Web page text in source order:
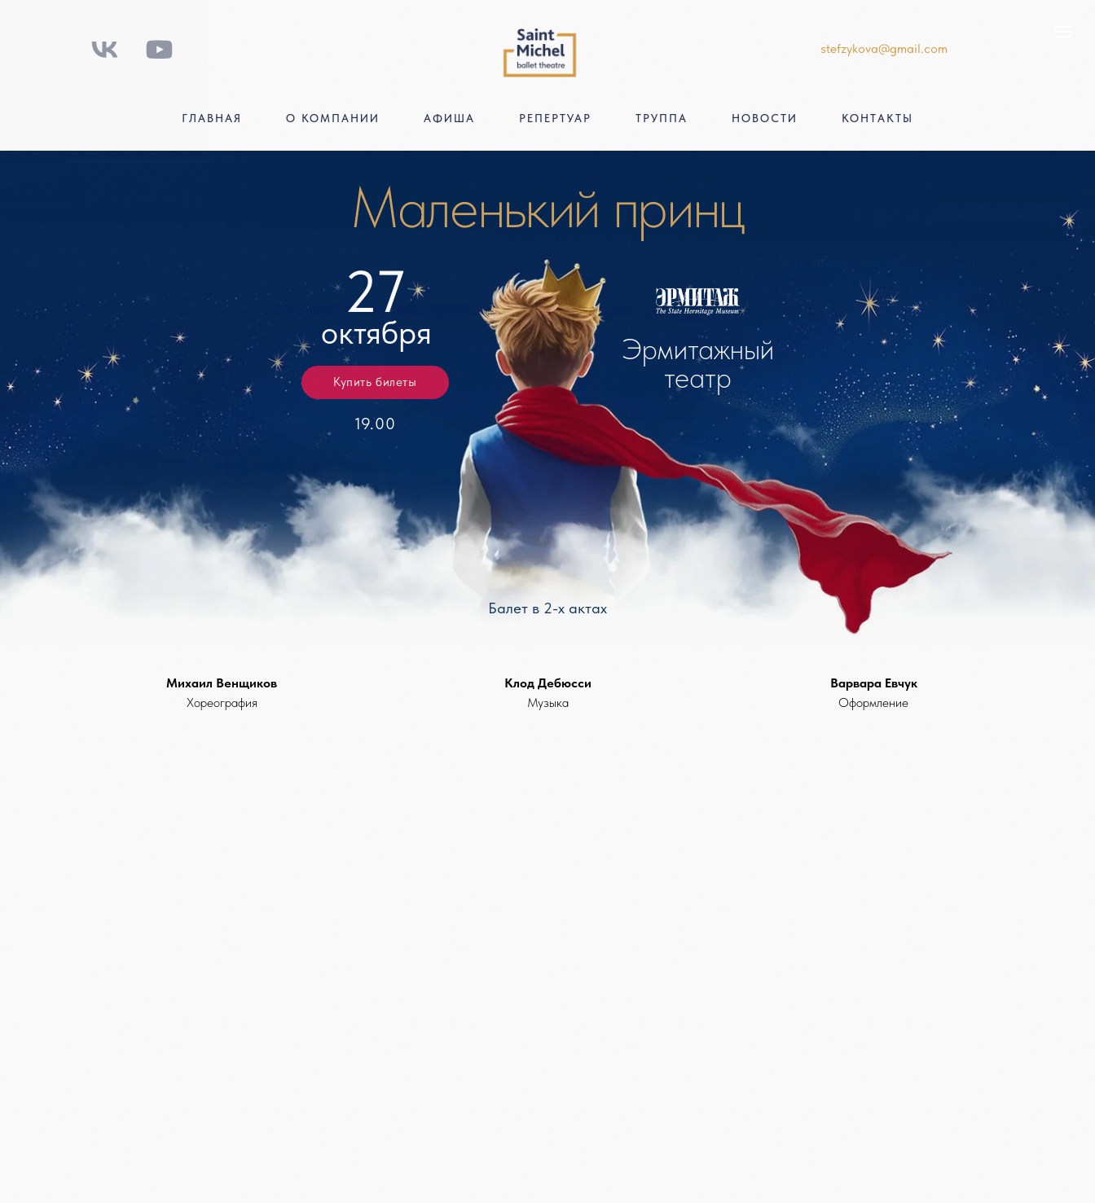
stefzykova@gmail.com
ГЛАВНАЯ О КОМПАНИИ АФИША РЕПЕРТУАР ТРУППА НОВОСТИ КОНТАКТЫ
Эрмитажный
театр
Балет в 2-х актах
Купить билеты
27
октября
19.00
Маленький принц
Михаил Венщиков
Хореография
Клод Дебюсси
Музыка
Варвара Евчук
Оформление